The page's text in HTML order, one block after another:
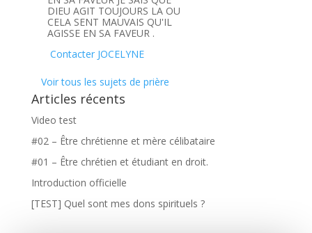
DIEU AGIT TOUJOURS LA OU
CELA SENT MAUVAIS QU'IL
AGISSE EN SA FAVEUR .
Contacter JOCELYNE
Voir tous les sujets de prière
Articles récents
Video test
#02 – Être chrétienne et mère célibataire
#01 – Être chrétien et étudiant en droit.
Introduction officielle
[TEST] Quel sont mes dons spirituels ?